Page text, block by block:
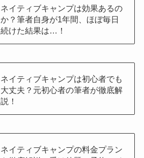
ネイティブキャンプは効果あるの
か？筆者自身が1年間、ほぼ毎日
続けた結果は…！
ネイティブキャンプは初心者でも
大丈夫？元初心者の筆者が徹底解
説！
ネイティブキャンプの料金プラン